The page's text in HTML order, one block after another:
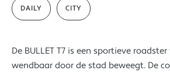
DAILY CITY
De BULLET T7 is een sportieve
wendbaar door de stad beweegt. De